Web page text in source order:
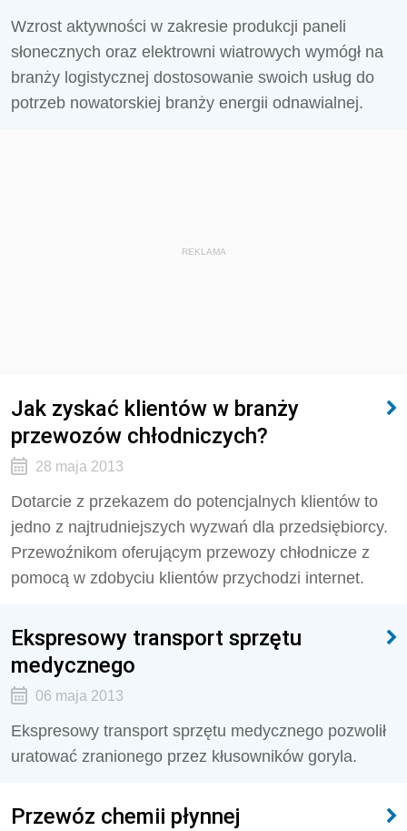
Wzrost aktywności w zakresie produkcji paneli
słonecznych oraz elektrowni wiatrowych wymógł na
branży logistycznej dostosowanie swoich usług do
potrzeb nowatorskiej branży energii odnawialnej.
REKLAMA
Jak zyskać klientów w branży
przewozów chłodniczych?
28 maja 2013
Dotarcie z przekazem do potencjalnych klientów to
jedno z najtrudniejszych wyzwań dla przedsiębiorcy.
Przewoźnikom oferującym przewozy chłodnicze z
pomocą w zdobyciu klientów przychodzi internet.
Ekspresowy transport sprzętu
medycznego
06 maja 2013
Ekspresowy transport sprzętu medycznego pozwolił
uratować zranionego przez kłusowników goryla.
Przewóz chemii płynnej